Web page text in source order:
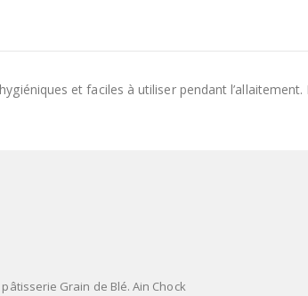
et faciles à utiliser pendant
Grain de Blé. Ain Chock